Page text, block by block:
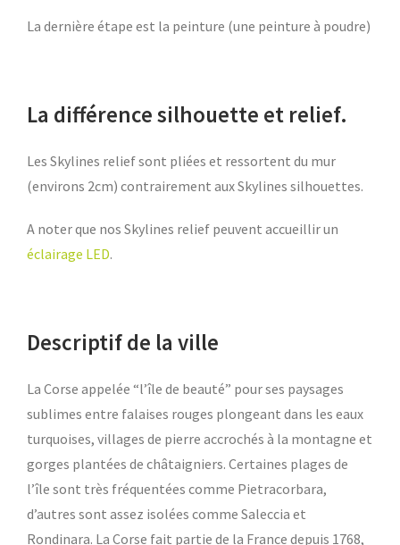
La dernière étape est la peinture (une peinture à poudre)
La différence silhouette et relief.
Les Skylines relief sont pliées et ressortent du mur
(environs 2cm) contrairement aux Skylines silhouettes.
A noter que nos Skylines relief peuvent accueillir un
éclairage LED.
Descriptif de la ville
La Corse appelée “l’île de beauté” pour ses paysages
sublimes entre falaises rouges plongeant dans les eaux
turquoises, villages de pierre accrochés à la montagne et
gorges plantées de châtaigniers. Certaines plages de
l’île sont très fréquentées comme Pietracorbara,
d’autres sont assez isolées comme Saleccia et
Rondinara. La Corse fait partie de la France depuis 1768,